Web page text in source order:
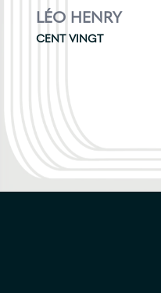
LÉO HENRY
CENT VINGT